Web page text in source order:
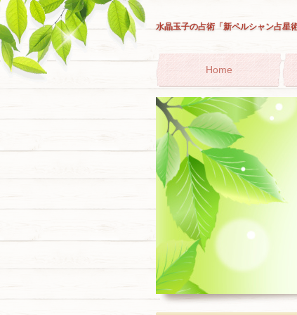
水晶玉子の占術「新ペルシャン占星
Home